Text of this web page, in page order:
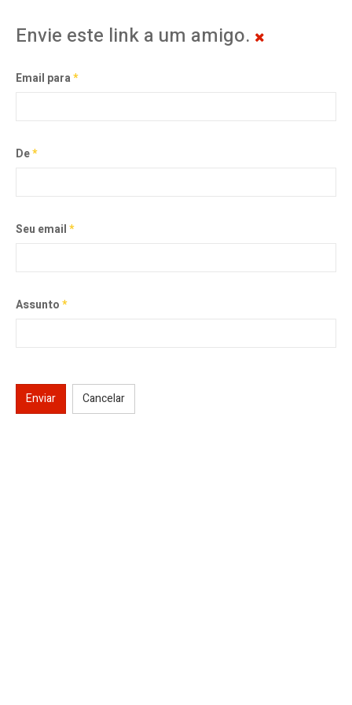
Envie este link a um amigo.
Email para*
De*
Seu email*
Assunto*
Enviar Cancelar